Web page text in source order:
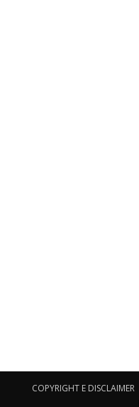
COPYRIGHT E DISCLAIMER